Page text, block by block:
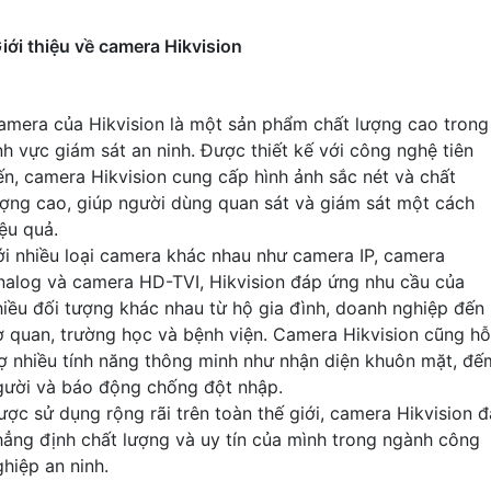
thiệu về camera Hikvision
của Hikvision là một sản phẩm chất lượng cao trong
vực giám sát an ninh. Được thiết kế với công nghệ tiên
camera Hikvision cung cấp hình ảnh sắc nét và chất
cao, giúp người dùng quan sát và giám sát một cách
quả.
nhiều loại camera khác nhau như camera IP, camera
và camera HD-TVI, Hikvision đáp ứng nhu cầu của
đối tượng khác nhau từ hộ gia đình, doanh nghiệp đến
quan, trường học và bệnh viện. Camera Hikvision cũng hỗ
nhiều tính năng thông minh như nhận diện khuôn mặt,
và báo động chống đột nhập.
sử dụng rộng rãi trên toàn thế giới, camera Hikvision
định chất lượng và uy tín của mình trong ngành công
an ninh.